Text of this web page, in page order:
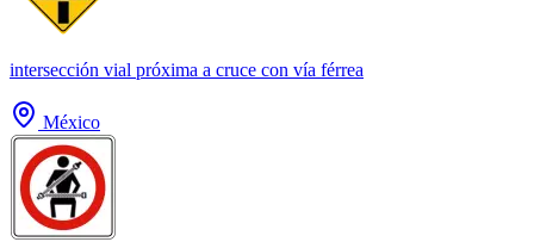
intersección vial próxima a cruce con vía férrea
México